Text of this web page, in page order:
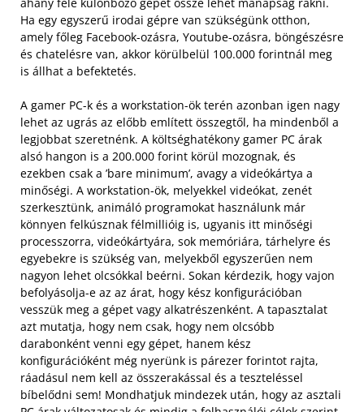
Ha egy egyszerű irodai gépre van szükségünk otthon,
amely főleg Facebook-ozásra, Youtube-ozásra, böngészésre
és chatelésre van, akkor körülbelül 100.000 forintnál meg
is állhat a befektetés.
A gamer PC-k és a workstation-ök terén azonban igen nagy
lehet az ugrás az előbb említett összegtől, ha mindenből a
legjobbat szeretnénk. A költséghatékony gamer PC árak
alsó hangon is a 200.000 forint körül mozognak, és
ezekben csak a ’bare minimum’, avagy a videókártya a
minőségi. A workstation-ök, melyekkel videókat, zenét
szerkesztünk, animáló programokat használunk már
könnyen felkúsznak félmillióig is, ugyanis itt minőségi
processzorra, videókártyára, sok memóriára, tárhelyre és
egyebekre is szükség van, melyekből egyszerűen nem
nagyon lehet olcsókkal beérni. Sokan kérdezik, hogy vajon
befolyásolja-e az az árat, hogy kész konfigurációban
vesszük meg a gépet vagy alkatrészenként. A tapasztalat
azt mutatja, hogy nem csak, hogy nem olcsóbb
darabonként venni egy gépet, hanem kész
konfigurációként még nyerünk is párezer forintot rajta,
ráadásul nem kell az összerakással és a teszteléssel
bíbelődni sem! Mondhatjuk mindezek után, hogy az asztali